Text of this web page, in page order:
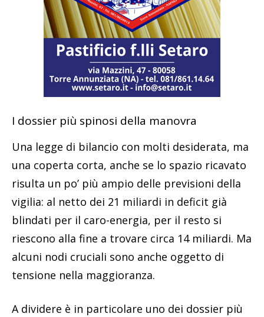
I dossier più spinosi della manovra
Una legge di bilancio con molti desiderata, ma
una coperta corta, anche se lo spazio ricavato
risulta un po’ più ampio delle previsioni della
vigilia: al netto dei 21 miliardi in deficit già
blindati per il caro-energia, per il resto si
riescono alla fine a trovare circa 14 miliardi. Ma
alcuni nodi cruciali sono anche oggetto di
tensione nella maggioranza.
A dividere è in particolare uno dei dossier più